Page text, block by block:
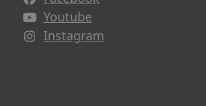
Avautuu uuteen ikkunaan
Youtube
Avautuu uuteen ikkunaan
Instagram
Avautuu uuteen ikkunaan